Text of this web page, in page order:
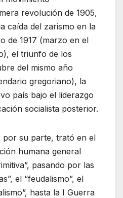
revolución de 1905,
caída del zarismo en la
de 1917 (marzo en el
el triunfo de los
del mismo año
gregoriano), la
país bajo el liderazgo
socialista posterior.
por su parte, trató en el
humana general
pasando por las
el “feudalismo”, el
hasta la I Guerra